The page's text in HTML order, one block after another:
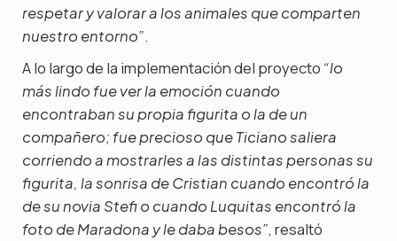
respetar y valorar a los animales que comparten
nuestro entorno”.
A lo largo de la implementación del proyecto “lo
más lindo fue ver la emoción cuando
encontraban su propia figurita o la de un
compañero; fue precioso que Ticiano saliera
corriendo a mostrarles a las distintas personas su
figurita, la sonrisa de Cristian cuando encontró la
de su novia Stefi o cuando Luquitas encontró la
foto de Maradona y le daba besos”, resaltó